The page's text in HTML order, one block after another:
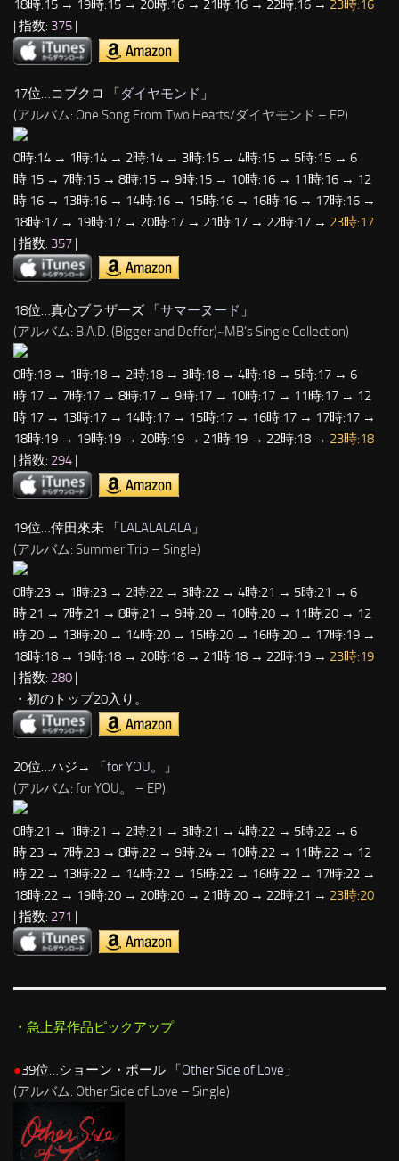
18時:15 → 19時:15 → 20時:16 → 21時:16 → 22時:16 → 23時:16
| 指数: 375 |
17位…コブクロ 「ダイヤモンド 」
(アルバム: One Song From Two Hearts/ダイヤモンド – EP)
0時:14 → 1時:14 → 2時:14 → 3時:15 → 4時:15 → 5時:15 → 6
時:15 → 7時:15 → 8時:15 → 9時:15 → 10時:16 → 11時:16 → 12
時:16 → 13時:16 → 14時:16 → 15時:16 → 16時:16 → 17時:16 →
18時:17 → 19時:17 → 20時:17 → 21時:17 → 22時:17 → 23時:17
| 指数: 357 |
18位…真心ブラザーズ 「 サマーヌード 」
(アルバム: B.A.D. (Bigger and Deffer)~MB’s Single Collection)
0時:18 → 1時:18 → 2時:18 → 3時:18 → 4時:18 → 5時:17 → 6
時:17 → 7時:17 → 8時:17 → 9時:17 → 10時:17 → 11時:17 → 12
時:17 → 13時:17 → 14時:17 → 15時:17 → 16時:17 → 17時:17 →
18時:19 → 19時:19 → 20時:19 → 21時:19 → 22時:18 → 23時:18
| 指数: 294
19位…倖田來未 「LALALALALA 」
(アルバム: Summer Trip – Single)
0時:23 → 1時:23 → 2時:22 → 3時:22 → 4時:21 → 5時:21 → 6
時:21 → 7時:21 → 8時:21 → 9時:20 → 10時:20 → 11時:20 → 12
時:20 → 13時:20 → 14時:20 → 15時:20 → 16時:20 → 17時:19 →
18時:18 → 19時:18 → 20時:18 → 21時:18 → 22時:19 → 23時:19
| 指数: 280 |
・初のトップ20入り。
20位…ハジ→ 「for YOU。
」
(アルバム: for YOU。 – EP)
0時:21 → 1時:21 → 2時:21 → 3時:21 → 4時:22 → 5時:22 → 6
時:23 → 7時:23 → 8時:22 → 9時:24 → 10時:22 → 11時:22 → 12
時:22 → 13時:22 → 14時:22 → 15時:22 → 16時:22 → 17時:22 →
18時:22 → 19時:20 → 20時:20 → 21時:20 → 22時:21 → 23時:20
| 指数: 271 |
・急上昇作品ピックアップ
●39位…ショーン・ポール 「Other Side of Love 」
(アルバム: Other Side of Love – Single)